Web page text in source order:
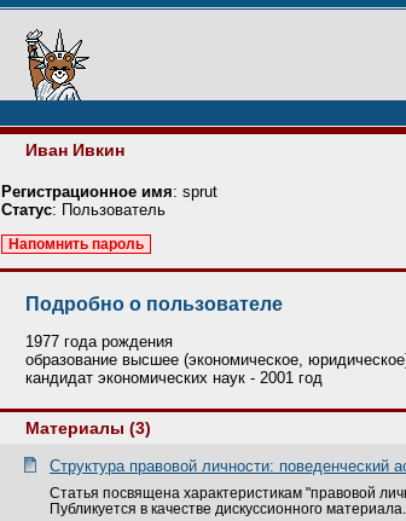
Иван Ивкин
Регистрационное имя: sprut
Статус: Пользователь
Напомнить пароль
Подробно о пользователе
1977 года рождения
образование высшее (экономическое,
кандидат экономических наук - 2001 год
Материалы (3)
Структура правовой личности: поведенческий
Статья посвящена характеристикам "правовой
Публикуется в качестве дискуссионного материала.